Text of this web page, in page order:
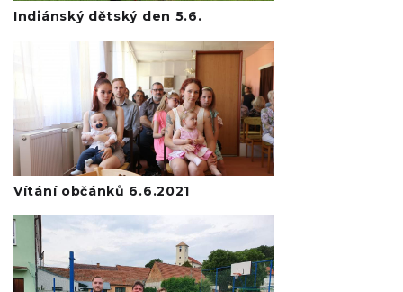
Indiánský dětský den 5.6.
Vítání občánků 6.6.2021